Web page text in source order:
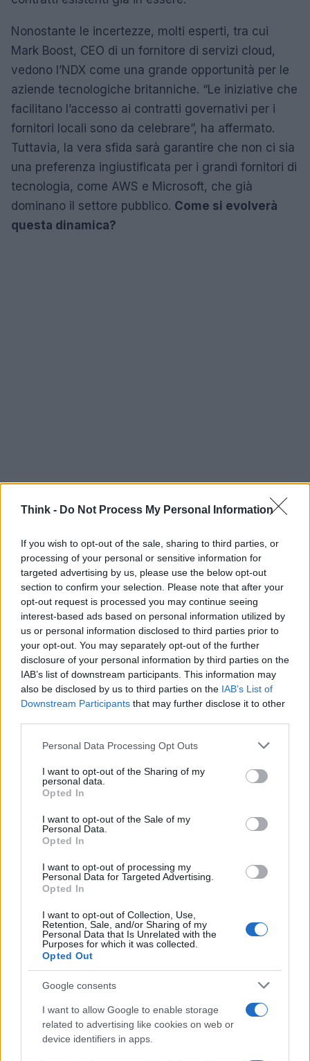
Think - Do Not Process My Personal Information
If you wish to opt-out of the sale, sharing to third parties, or
processing of your personal or sensitive information for
targeted advertising by us, please use the below opt-out
section to confirm your selection. Please note that after your
opt-out request is processed you may continue seeing
interest-based ads based on personal information utilized by
us or personal information disclosed to third parties prior to
your opt-out. You may separately opt-out of the further
disclosure of your personal information by third parties on the
IAB’s list of downstream participants. This information may
also be disclosed by us to third parties on the IAB’s List of
Downstream Participants that may further disclose it to other
Please note that this website/app uses one or more Google
not limited to your visit or usage behaviour. You may click to
grant or deny consent to Google and its third-party tags to
use your data for below specified purposes in below Google
consent section.
Personal Data Processing Opt Outs
I want to opt-out of the Sharing of my
personal data.
Opted In
I want to opt-out of the Sale of my
Personal Data.
Opted In
I want to opt-out of processing my
Personal Data for Targeted Advertising.
Opted In
I want to opt-out of Collection, Use,
Retention, Sale, and/or Sharing of my
Personal Data that Is Unrelated with the
Purposes for which it was collected.
Opted Out
Google consents
I want to allow Google to enable storage
related to advertising like cookies on web or
device identifiers in apps.
Nonostante le incertezze, molti esperti, tra cui
Mark Boost, CEO di un fornitore di servizi cloud,
vedono l’NDX come una grande opportunità per le
aziende tecnologiche britanniche. “Le iniziative che
facilitano l’accesso ai contratti governativi per i
fornitori locali sono da celebrare”, ha affermato.
Tuttavia, la vera sfida sarà garantire che non ci sia
una preferenza ingiustificata per i grandi fornitori di
tecnologia, come AWS e Microsoft, che già
dominano il settore pubblico. Come si evolverà
questa dinamica?
promettente
Il governo britannico sta affrontando una svolta
audace nel modo in cui gestisce la tecnologia nel
settore pubblico, cercando di rompere i legami con
i fornitori obsoleti e abbracciare il futuro del cloud.
Resta da vedere se l’NDX avrà successo o se sarà
solo un altro tentativo di ristrutturare un sistema
già complicato. In ogni caso, il cambiamento è
nell’aria, e tutti noi dobbiamo rimanere vigili per
assicurarci che venga realizzato nel modo giusto.
situazione!
Staff